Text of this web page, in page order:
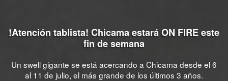
!Atención tablista! Chicama estará ON FIRE este
fin de semana
Un swell gigante se está acercando a Chicama desde el 6
al 11 de julio, el más grande de los últimos 3 años.